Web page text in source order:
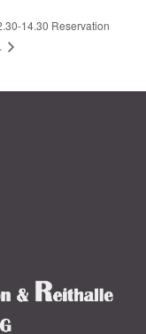
14.30 Reservation